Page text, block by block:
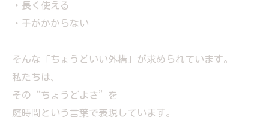
・長く使える
・手がかからない
そんな「ちょうどいい外構」が求められています。
私たちは、
その“ちょうどよさ”を
庭時間という言葉で表現しています。